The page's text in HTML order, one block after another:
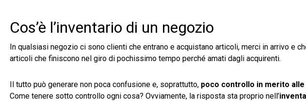
Cos’è l’inventario di un negozio
In qualsiasi negozio ci sono clienti che entrano e acquistano articoli, merci in arrivo e
articoli che finiscono nel giro di pochissimo tempo perché amati dagli acquirenti.
Il tutto può generare non poca confusione e, soprattutto, poco controllo in merito
Come tenere sotto controllo ogni cosa? Ovviamente, la risposta sta proprio nell’